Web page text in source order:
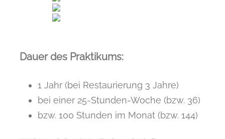
Dauer des Praktikums:
1 Jahr (bei Restaurierung 3 Jahre)
bei einer 25-Stunden-Woche (bzw. 36)
bzw. 100 Stunden im Monat (bzw. 144)